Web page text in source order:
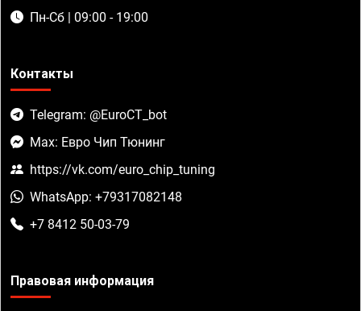
Пн-Сб | 09:00 - 19:00
Контакты
Telegram: @EuroCT_bot
Max: Евро Чип Тюнинг
https://vk.com/euro_chip_tuning
WhatsApp: +79317082148
+7 8412 50-03-79
Правовая информация